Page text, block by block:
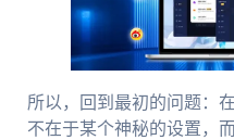
所以，回到最初的问题：
不在于某个神秘的设置，